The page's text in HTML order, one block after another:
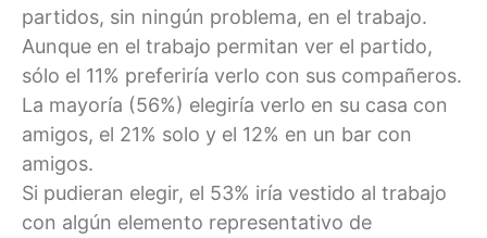
partidos, sin ningún problema, en el trabajo.
Aunque en el trabajo permitan ver el partido,
sólo el 11% preferiría verlo con sus compañeros.
La mayoría (56%) elegiría verlo en su casa con
amigos, el 21% solo y el 12% en un bar con
amigos.
Si pudieran elegir, el 53% iría vestido al trabajo
con algún elemento representativo de